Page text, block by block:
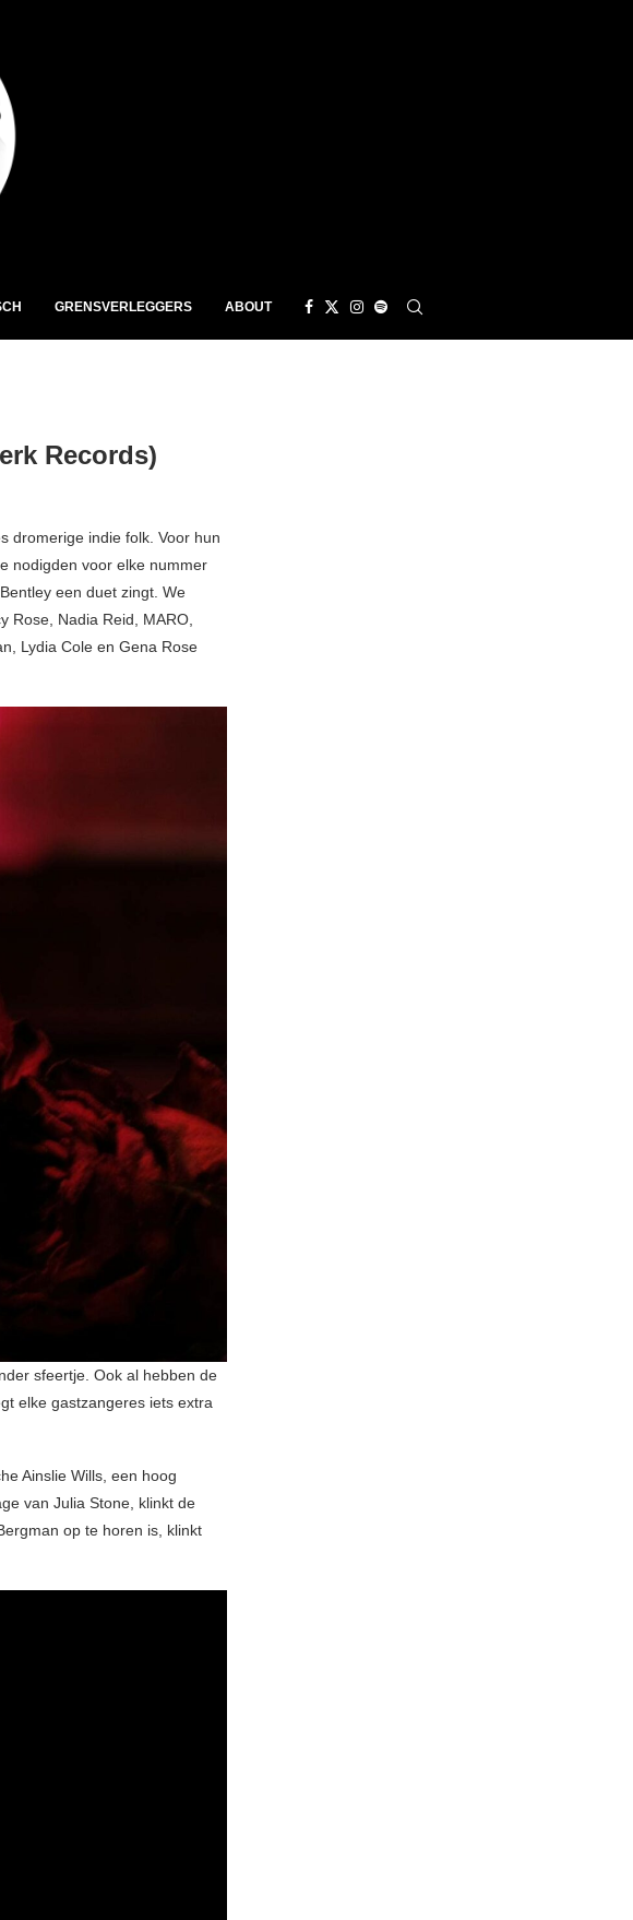
GRENSVERLEGGERS ABOUT
Records)
dromerige indie folk. Voor hun
nodigden voor elke nummer
een duet zingt. We
Rose, Nadia Reid, MARO,
Lydia Cole en Gena Rose
sfeertje. Ook al hebben de
elke gastzangeres iets extra
Ainslie Wills, een hoog
van Julia Stone, klinkt de
op te horen is, klinkt